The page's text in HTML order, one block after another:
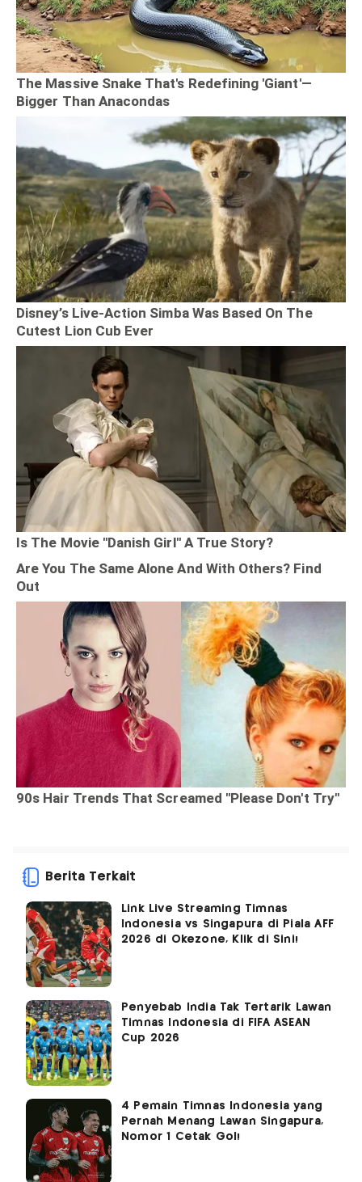
Berita Terkait
Link Live Streaming Timnas
Indonesia vs Singapura di Piala AFF
2026 di Okezone, Klik di Sini!
Penyebab India Tak Tertarik Lawan
Timnas Indonesia di FIFA ASEAN
Cup 2026
4 Pemain Timnas Indonesia yang
Pernah Menang Lawan Singapura,
Nomor 1 Cetak Gol!